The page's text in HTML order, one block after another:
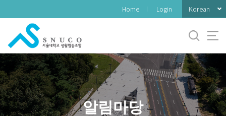
로
메
뉴
Home Login Korean
알림마당